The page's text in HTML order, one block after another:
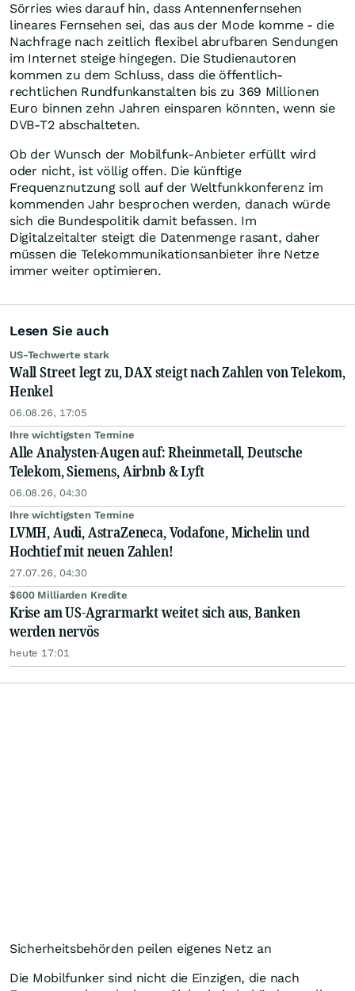
Sörries wies darauf hin, dass Antennenfernsehen
lineares Fernsehen sei, das aus der Mode komme - die
Nachfrage nach zeitlich flexibel abrufbaren Sendungen
im Internet steige hingegen. Die Studienautoren
kommen zu dem Schluss, dass die öffentlich-
rechtlichen Rundfunkanstalten bis zu 369 Millionen
Euro binnen zehn Jahren einsparen könnten, wenn sie
DVB-T2 abschalteten.
Ob der Wunsch der Mobilfunk-Anbieter erfüllt wird
oder nicht, ist völlig offen. Die künftige
Frequenznutzung soll auf der Weltfunkkonferenz im
kommenden Jahr besprochen werden, danach würde
sich die Bundespolitik damit befassen. Im
Digitalzeitalter steigt die Datenmenge rasant, daher
müssen die Telekommunikationsanbieter ihre Netze
immer weiter optimieren.
Lesen Sie auch
US-Techwerte stark
Wall Street legt zu, DAX steigt nach Zahlen von Telekom,
Henkel
06.08.26, 17:05
Ihre wichtigsten Termine
Alle Analysten-Augen auf: Rheinmetall, Deutsche
Telekom, Siemens, Airbnb & Lyft
06.08.26, 04:30
Ihre wichtigsten Termine
LVMH, Audi, AstraZeneca, Vodafone, Michelin und
Hochtief mit neuen Zahlen!
27.07.26, 04:30
$600 Milliarden Kredite
Krise am US-Agrarmarkt weitet sich aus, Banken
werden nervös
heute 17:01
Sicherheitsbehörden peilen eigenes Netz an
Die Mobilfunker sind nicht die Einzigen, die nach